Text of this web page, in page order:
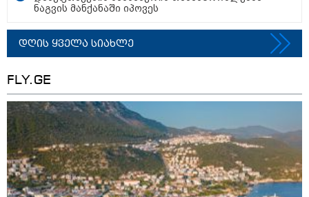
13:59 / 06-08-2026
ნიკა მელიას სასამართლოს
უპატივცემლობის ფაქტზე 1 წლით და 6
თვით თავისუფლების აღკვეთა მიესაჯა
19:42 / 06-08-2026
ნაგვის მანქანაში იპოვეს
დღის ყველა სიახლე
FLY.GE